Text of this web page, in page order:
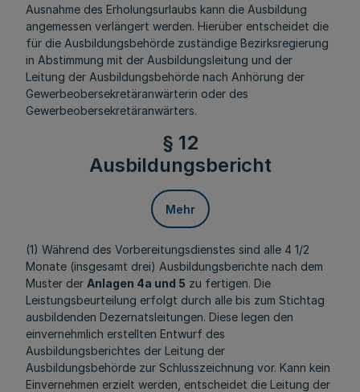
Ausnahme des Erholungsurlaubs kann die Ausbildung
angemessen verlängert werden. Hierüber entscheidet die
für die Ausbildungsbehörde zuständige Bezirksregierung
in Abstimmung mit der Ausbildungsleitung und der
Leitung der Ausbildungsbehörde nach Anhörung der
Gewerbeobersekretäranwärterin oder des
Gewerbeobersekretäranwärters.
§ 12
Ausbildungsbericht
Mehr
(1) Während des Vorbereitungsdienstes sind alle 4 1/2
Monate (insgesamt drei) Ausbildungsberichte nach dem
Muster der Anlagen 4a und 5 zu fertigen. Die
Leistungsbeurteilung erfolgt durch alle bis zum Stichtag
ausbildenden Dezernatsleitungen. Diese legen den
einvernehmlich erstellten Entwurf des
Ausbildungsberichtes der Leitung der
Ausbildungsbehörde zur Schlusszeichnung vor. Kann kein
Einvernehmen erzielt werden, entscheidet die Leitung der